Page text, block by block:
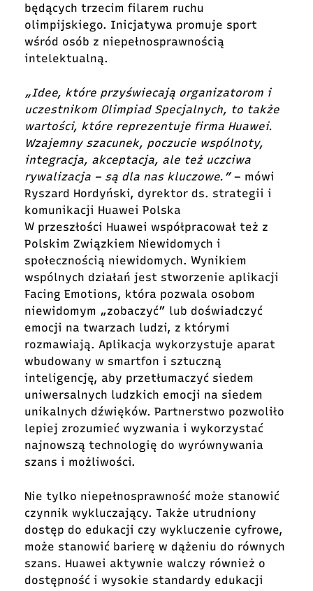
będących trzecim filarem ruchu
olimpijskiego. Inicjatywa promuje sport
wśród osób z niepełnosprawnością
intelektualną.
„Idee, które przyświecają organizatorom i
uczestnikom Olimpiad Specjalnych, to także
wartości, które reprezentuje firma Huawei.
Wzajemny szacunek, poczucie wspólnoty,
integracja, akceptacja, ale też uczciwa
rywalizacja – są dla nas kluczowe.”– mówi
Ryszard Hordyński, dyrektor ds. strategii i
komunikacji Huawei Polska
W przeszłości Huawei współpracował też z
Polskim Związkiem Niewidomych i
społecznością niewidomych. Wynikiem
wspólnych działań jest stworzenie aplikacji
Facing Emotions, która pozwala osobom
niewidomym „zobaczyć” lub doświadczyć
emocji na twarzach ludzi, z którymi
rozmawiają. Aplikacja wykorzystuje aparat
wbudowany w smartfon i sztuczną
inteligencję, aby przetłumaczyć siedem
uniwersalnych ludzkich emocji na siedem
unikalnych dźwięków. Partnerstwo pozwoliło
lepiej zrozumieć wyzwania i wykorzystać
najnowszą technologię do wyrównywania
szans i możliwości.
Nie tylko niepełnosprawność może stanowić
czynnik wykluczający. Także utrudniony
dostęp do edukacji czy wykluczenie cyfrowe,
może stanowić barierę w dążeniu do równych
szans. Huawei aktywnie walczy również o
dostępność i wysokie standardy edukacji